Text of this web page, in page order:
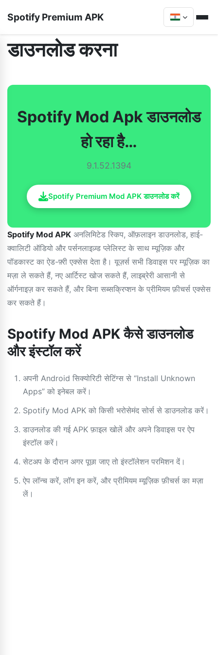
Spotify Premium APK
डाउनलोड करना
Spotify Mod Apk डाउनलोड
हो रहा है…
9.1.52.1394
Spotify Premium Mod APK डाउनलोड करें
Spotify Mod APK अनलिमिटेड स्किप, ऑफ़लाइन डाउनलोड, हाई-
क्वालिटी ऑडियो और पर्सनलाइज़्ड प्लेलिस्ट के साथ म्यूज़िक और
पॉडकास्ट का ऐड-फ़्री एक्सेस देता है। यूज़र्स सभी डिवाइस पर म्यूज़िक का
मज़ा ले सकते हैं, नए आर्टिस्ट खोज सकते हैं, लाइब्रेरी आसानी से
ऑर्गनाइज़ कर सकते हैं, और बिना सब्सक्रिप्शन के प्रीमियम फ़ीचर्स एक्सेस
कर सकते हैं।
Spotify Mod APK कैसे डाउनलोड
और इंस्टॉल करें
अपनी Android सिक्योरिटी सेटिंग्स से “Install Unknown
Apps” को इनेबल करें।
Spotify Mod APK को किसी भरोसेमंद सोर्स से डाउनलोड करें।
डाउनलोड की गई APK फ़ाइल खोलें और अपने डिवाइस पर ऐप
इंस्टॉल करें।
सेटअप के दौरान अगर पूछा जाए तो इंस्टॉलेशन परमिशन दें।
ऐप लॉन्च करें, लॉग इन करें, और प्रीमियम म्यूज़िक फ़ीचर्स का मज़ा
लें।